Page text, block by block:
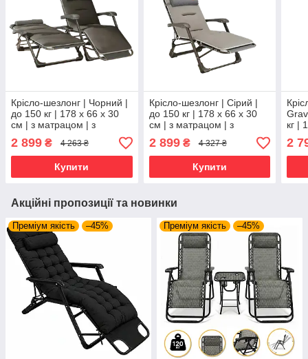
Крісло-шезлонг | Чорний |
до 150 кг | 178 х 66 х 30
см | з матрацом | з
підголівником | WCG FCB-
S06PP | для дому, дачі та
кемпінгу
2 899 ₴ 4 263 ₴
Купити
Крісло-шезлонг | Сірий |
до 150 кг | 178 х 66 х 30
см | з матрацом | з
підголівником | WCG FCB-
S03PС | для дому, дачі та
кемпінгу
2 899₴ 4 327 ₴
Купити
кг |
2
Акційні пропозиції та новинки
Преміум якість –45% Преміум якість –45%